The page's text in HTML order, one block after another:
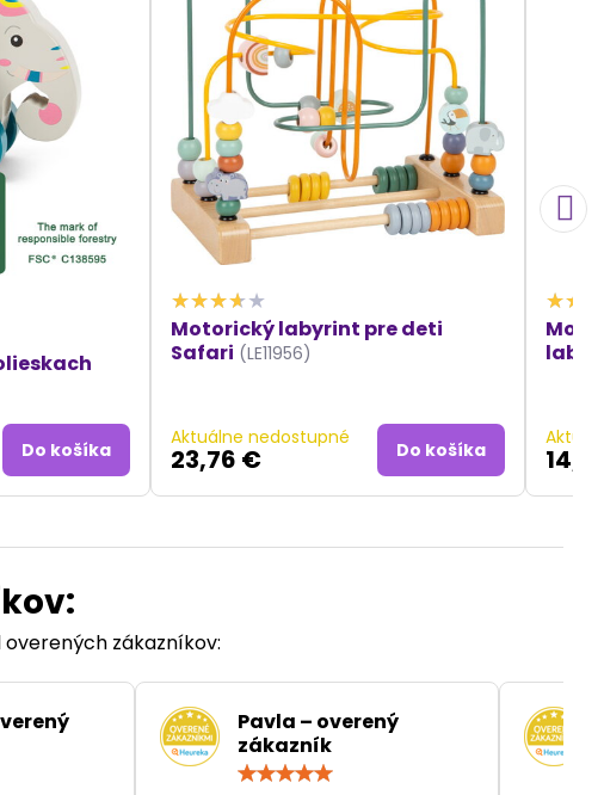
Do košíka
Motorický labyrint pre deti
Safari (LE11956)
Aktuálne nedostupné
23,76 € Do košíka
zákazníkov:
Pavla – overený
zákazník